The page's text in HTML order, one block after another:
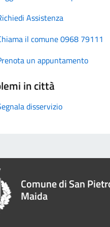
Assistenza
il comune 0968 79111
un appuntamento
in città
disservizio
Comune di San
Maida